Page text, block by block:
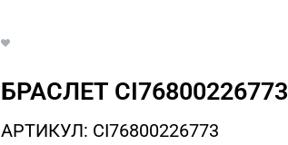
БРАСЛЕТ СI76800226773
АРТИКУЛ: СI76800226773